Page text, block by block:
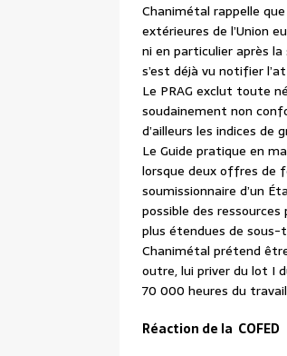
Chanimétal rappelle
extérieures de l’Union
ni en particulier après
s’est déjà vu notifier
Le PRAG exclut toute
soudainement non
d’ailleurs les indices
Le Guide pratique en
lorsque deux offres de
soumissionnaire d’un
possible des
plus étendues de sous-
Chanimétal prétend
outre, lui priver du lot I
70 000 heures du
Réaction de la COFED